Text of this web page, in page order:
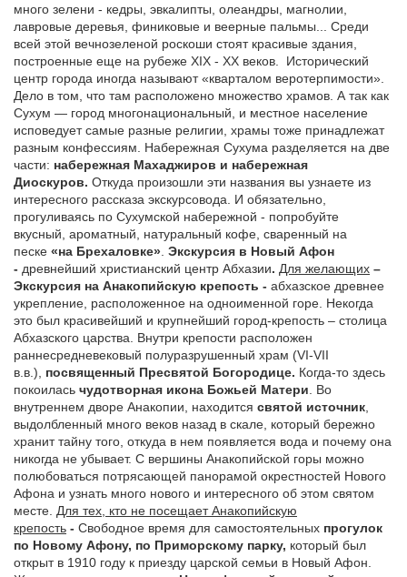
много зелени - кедры, эвкалипты, олеандры, магнолии,
лавровые деревья, финиковые и веерные пальмы... Среди
всей этой вечнозеленой роскоши стоят красивые здания,
построенные еще на рубеже XIX - XX веков. Исторический
центр города иногда называют «кварталом веротерпимости».
Дело в том, что там расположено множество храмов. А так как
Сухум — город многонациональный, и местное население
исповедует самые разные религии, храмы тоже принадлежат
разным конфессиям. Набережная Сухума разделяется на две
части: набережная Махаджиров и набережная
Диоскуров. Откуда произошли эти названия вы узнаете из
интересного рассказа экскурсовода. И обязательно,
прогуливаясь по Сухумской набережной - попробуйте
вкусный, ароматный, натуральный кофе, сваренный на
песке «на Брехаловке» Экскурсия в Новый Афон
- древнейший христианский центр Абхазии. Для желающих –
Экскурсия на Анакопийскую крепость - абхазское древнее
укрепление, расположенное на одноименной горе. Некогда
это был красивейший и крупнейший город-крепость – столица
Абхазского царства. Внутри крепости расположен
раннесредневековый полуразрушенный храм (VI-VII
в.в.), посвященный Пресвятой Богородице. Когда-то здесь
покоилась чудотворная икона Божьей Матери . Во
внутреннем дворе Анакопии, находится святой источник
выдолбленный много веков назад в скале, который бережно
хранит тайну того, откуда в нем появляется вода и почему она
никогда не убывает. С вершины Анакопийской горы можно
полюбоваться потрясающей панорамой окрестностей Нового
Афона и узнать много нового и интересного об этом святом
месте. Для тех, кто не посещает Анакопийскую
крепость - Свободное время для самостоятельных прогулок
по Новому Афону, по Приморскому парку, который был
открыт в 1910 году к приезду царской семьи в Новый Афон.